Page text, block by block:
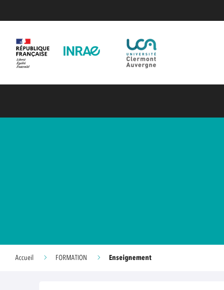
Accueil FORMATION Enseignement